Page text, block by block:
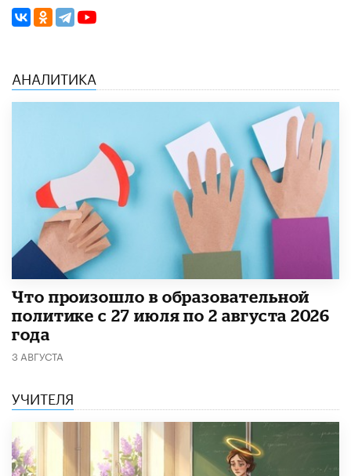
АНАЛИТИКА
​Что произошло в образовательной
политике с 27 июля по 2 августа 2026
года
3 АВГУСТА
УЧИТЕЛЯ